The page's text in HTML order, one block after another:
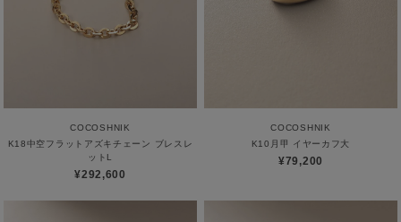
COCOSHNIK
K18中空フラットアズキチェーン ブレスレ
ットL
¥292,600
COCOSHNIK
K10月甲 イヤーカフ大
¥79,200